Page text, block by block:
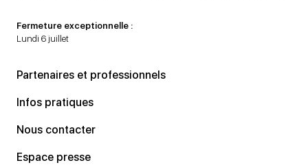
Fermeture exceptionnelle :
Lundi 6 juillet
Partenaires et professionnels
Infos pratiques
Nous contacter
Espace presse